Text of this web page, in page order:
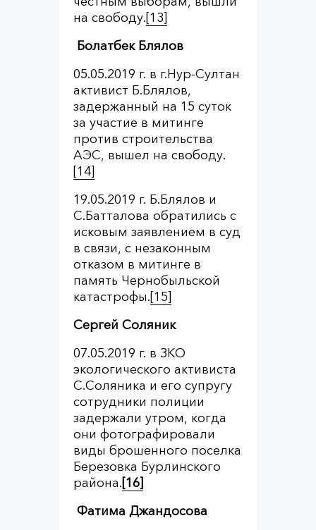
на свободу.[13]
Болатбек Блялов
05.05.2019 г. в г.Нур-Султан
активист Б.Блялов,
задержанный на 15 суток
за участие в митинге
против строительства
АЭС, вышел на свободу.
[14]
19.05.2019 г. Б.Блялов и
С.Батталова обратились с
исковым заявлением в суд
в связи, с незаконным
отказом в митинге в
память Чернобыльской
катастрофы.[15]
Сергей Соляник
07.05.2019 г. в ЗКО
экологического активиста
С.Соляника и его супругу
сотрудники полиции
задержали утром, когда
они фотографировали
виды брошенного поселка
Березовка Бурлинского
района.[16]
Фатима Джандосова